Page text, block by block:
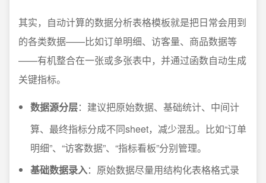
其实，自动计算的数据分析表格模板就是把日常会用到
的各类数据——比如订单明细、访客量、商品数据等
——有机整合在一张或多张表中，并通过函数自动生成
关键指标。
数据源分层：建议把原始数据、基础统计、中间计
算、最终指标分成不同sheet，减少混乱。比如“订单
明细”、“访客数据”、“指标看板”分别管理。
基础数据录入：原始数据尽量用结构化表格格式录